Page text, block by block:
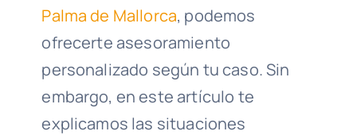
Palma de Mallorca, podemos
ofrecerte asesoramiento
personalizado según tu caso. Sin
embargo, en este artículo te
explicamos las situaciones